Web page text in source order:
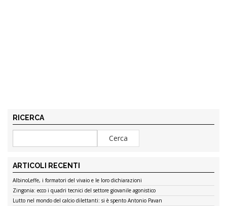
RICERCA
ARTICOLI RECENTI
AlbinoLeffe, i formatori del vivaio e le loro dichiarazioni
Zingonia: ecco i quadri tecnici del settore giovanile agonistico
Lutto nel mondo del calcio dilettanti: si è spento Antonio Pavan